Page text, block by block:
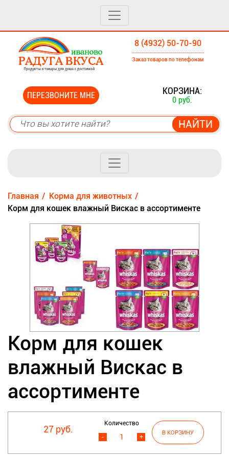
8 (4932) 50-70-90
Заказ товаров по телефонам
ПЕРЕЗВОНИТЕ МНЕ КОРЗИНА:
0 руб.
Главная
Корма для животных
Корм для кошек влажный Вискас в ассортименте
Корм для кошек
влажный Вискас в
ассортименте
27 руб.
Количество
+
-